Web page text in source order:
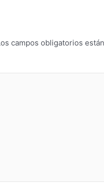
campos obligatorios